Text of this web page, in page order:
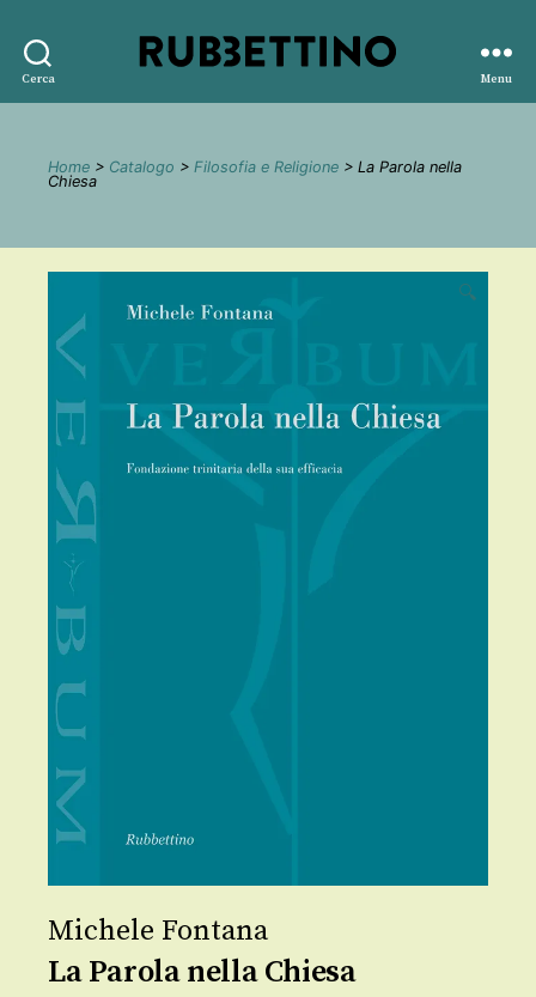
Cerca
editore
Menu
Home > Catalogo > Filosofia e Religione > La Parola nella
Chiesa
🔍
Michele Fontana
La Parola nella Chiesa